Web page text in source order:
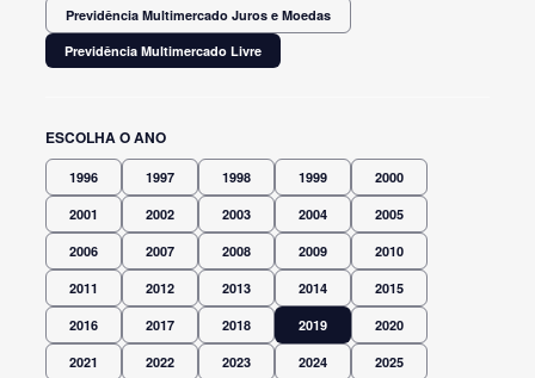
Previdência Multimercado Juros e Moedas
Previdência Multimercado Livre
ESCOLHA O ANO
1996 1997 1998 1999 2000
2001 2002 2003 2004 2005
2006 2007 2008 2009 2010
2011 2012 2013 2014 2015
2016 2017 2018 2019 2020
2021 2022 2023 2024 2025